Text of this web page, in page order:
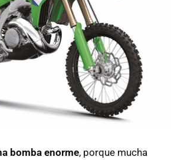
bomba enorme, porque mucha